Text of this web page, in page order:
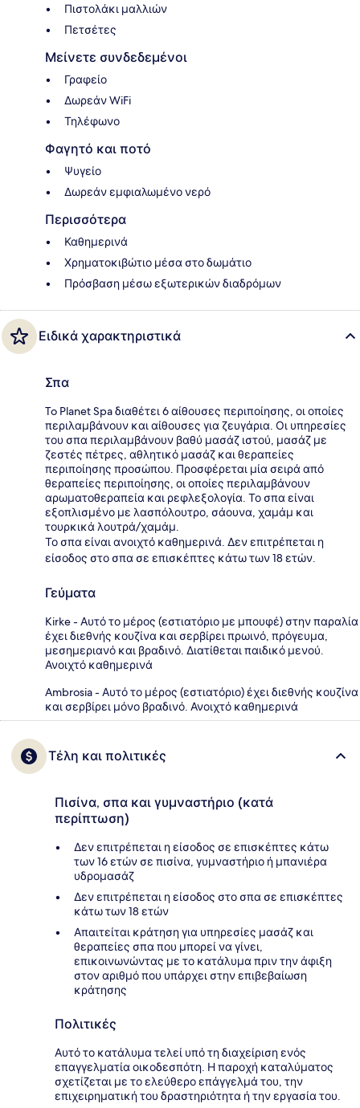
Πιστολάκι μαλλιών
Πετσέτες
Μείνετε συνδεδεμένοι
Γραφείο
Δωρεάν WiFi
Τηλέφωνο
Φαγητό και ποτό
Ψυγείο
Δωρεάν εμφιαλωμένο νερό
Περισσότερα
Καθημερινά
Χρηματοκιβώτιο μέσα στο δωμάτιο
Πρόσβαση μέσω εξωτερικών διαδρόμων
Ειδικά χαρακτηριστικά
Σπα
To Planet Spa διαθέτει 6 αίθουσες περιποίησης, οι οποίες
περιλαμβάνουν και αίθουσες για ζευγάρια. Οι υπηρεσίες
του σπα περιλαμβάνουν βαθύ μασάζ ιστού, μασάζ με
ζεστές πέτρες, αθλητικό μασάζ και θεραπείες
περιποίησης προσώπου. Προσφέρεται μία σειρά από
θεραπείες περιποίησης, οι οποίες περιλαμβάνουν
αρωματοθεραπεία και ρεφλεξολογία. Το σπα είναι
εξοπλισμένο με λασπόλουτρο, σάουνα, χαμάμ και
τουρκικά λουτρά/χαμάμ.
Το σπα είναι ανοιχτό καθημερινά. Δεν επιτρέπεται η
είσοδος στο σπα σε επισκέπτες κάτω των 18 ετών.
Γεύματα
Kirke - Αυτό το μέρος (εστιατόριο με μπουφέ) στην παραλία
έχει διεθνής κουζίνα και σερβίρει πρωινό, πρόγευμα,
μεσημεριανό και βραδινό. Διατίθεται παιδικό μενού.
Ανοιχτό καθημερινά
Ambrosia - Αυτό το μέρος (εστιατόριο) έχει διεθνής κουζίνα
και σερβίρει μόνο βραδινό. Ανοιχτό καθημερινά
Τέλη και πολιτικές
Πισίνα, σπα και γυμναστήριο (κατά
περίπτωση)
Δεν επιτρέπεται η είσοδος σε επισκέπτες κάτω
των 16 ετών σε πισίνα, γυμναστήριο ή μπανιέρα
υδρομασάζ
Δεν επιτρέπεται η είσοδος στο σπα σε επισκέπτες
κάτω των 18 ετών
Απαιτείται κράτηση για υπηρεσίες μασάζ και
θεραπείες σπα που μπορεί να γίνει,
επικοινωνώντας με το κατάλυμα πριν την άφιξη
στον αριθμό που υπάρχει στην επιβεβαίωση
κράτησης
Πολιτικές
Αυτό το κατάλυμα τελεί υπό τη διαχείριση ενός
επαγγελματία οικοδεσπότη. Η παροχή καταλύματος
σχετίζεται με το ελεύθερο επάγγελμά του, την
επιχειρηματική του δραστηριότητα ή την εργασία του.